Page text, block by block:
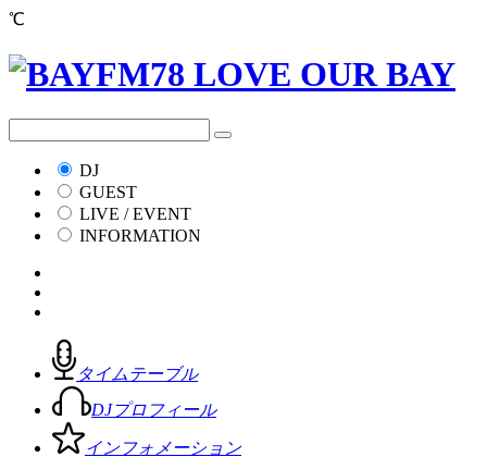
℃
DJ
GUEST
LIVE / EVENT
INFORMATION
タイムテーブル
DJプロフィール
インフォメーション